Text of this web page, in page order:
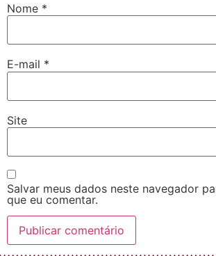
Nome *
E-mail *
Site
Salvar meus dados neste navegador
que eu comentar.